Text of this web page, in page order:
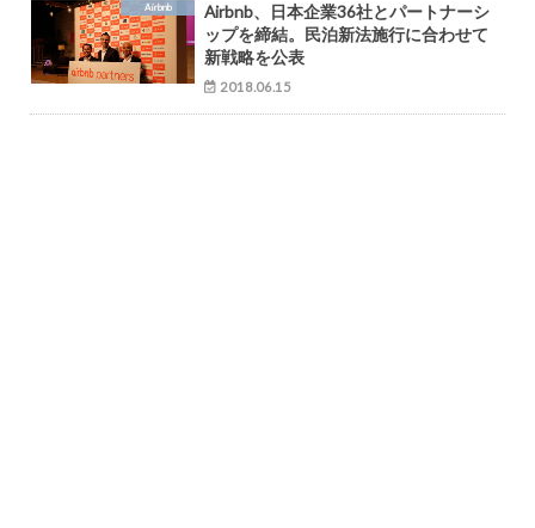
Airbnb
Airbnb、日本企業36社とパートナーシ
ップを締結。民泊新法施行に合わせて
新戦略を公表
2018.06.15